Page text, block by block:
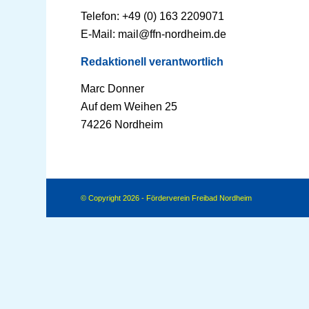
Telefon: +49 (0) 163 2209071
E-Mail: mail@ffn-nordheim.de
Redaktionell verantwortlich
Marc Donner
Auf dem Weihen 25
74226 Nordheim
© Copyright 2026 - Förderverein Freibad Nordheim